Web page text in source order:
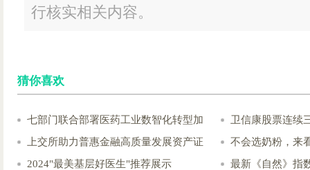
行核实相关内容。
猜你喜欢
七部门联合部署医药工业数智化转型加
卫信康股票连续
上交所助力普惠金融高质量发展资产证
不会选奶粉，来
2024"最美基层好医生"推荐展示
最新《自然》指